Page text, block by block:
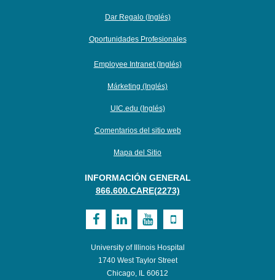
Dar Regalo (Inglés)
Oportunidades Profesionales
Employee Intranet (Inglés)
Márketing (Inglés)
UIC.edu (Inglés)
Comentarios del sitio web
Mapa del Sitio
INFORMACIÓN GENERAL
866.600.CARE(2273)
Visit
Health
Visit
Health
Visit
Health
Visit
Health
University of Illinois Hospital
1740 West Taylor Street
Chicago, IL 60612